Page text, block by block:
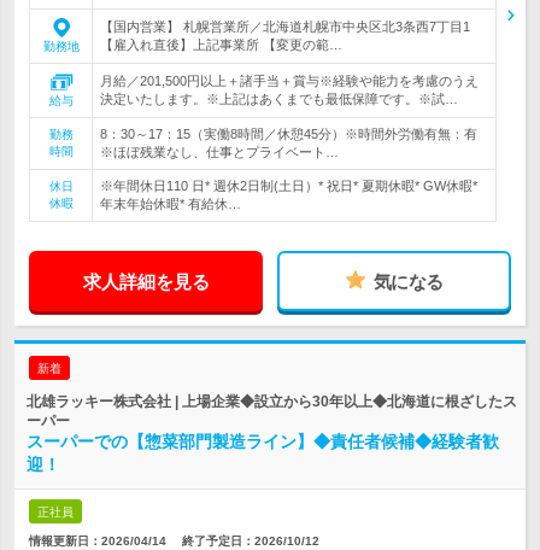
勤務地
【国内営業】 札幌営業所／北海道札幌市中央区北3条西7丁目1
【雇入れ直後】上記事業所 【変更の範…
給与
月給／201,500円以上＋諸手当＋賞与※経験や能力を考慮のうえ
決定いたします。※上記はあくまでも最低保障です。※試…
勤務
時間
8：30～17：15（実働8時間／休憩45分）※時間外労働有無：有
※ほぼ残業なし、仕事とプライベート…
休日
休暇
※年間休日110 日* 週休2日制(土日）* 祝日* 夏期休暇* GW休暇*
年末年始休暇* 有給休…
求人詳細を見る 気になる
新着
北雄ラッキー株式会社 | 上場企業◆設立から30年以上◆北海道に根ざしたス
ーパー
スーパーでの【惣菜部門製造ライン】◆責任者候補◆経験者歓
迎！
正社員
情報更新日：2026/04/14 終了予定日： 2026/10/12